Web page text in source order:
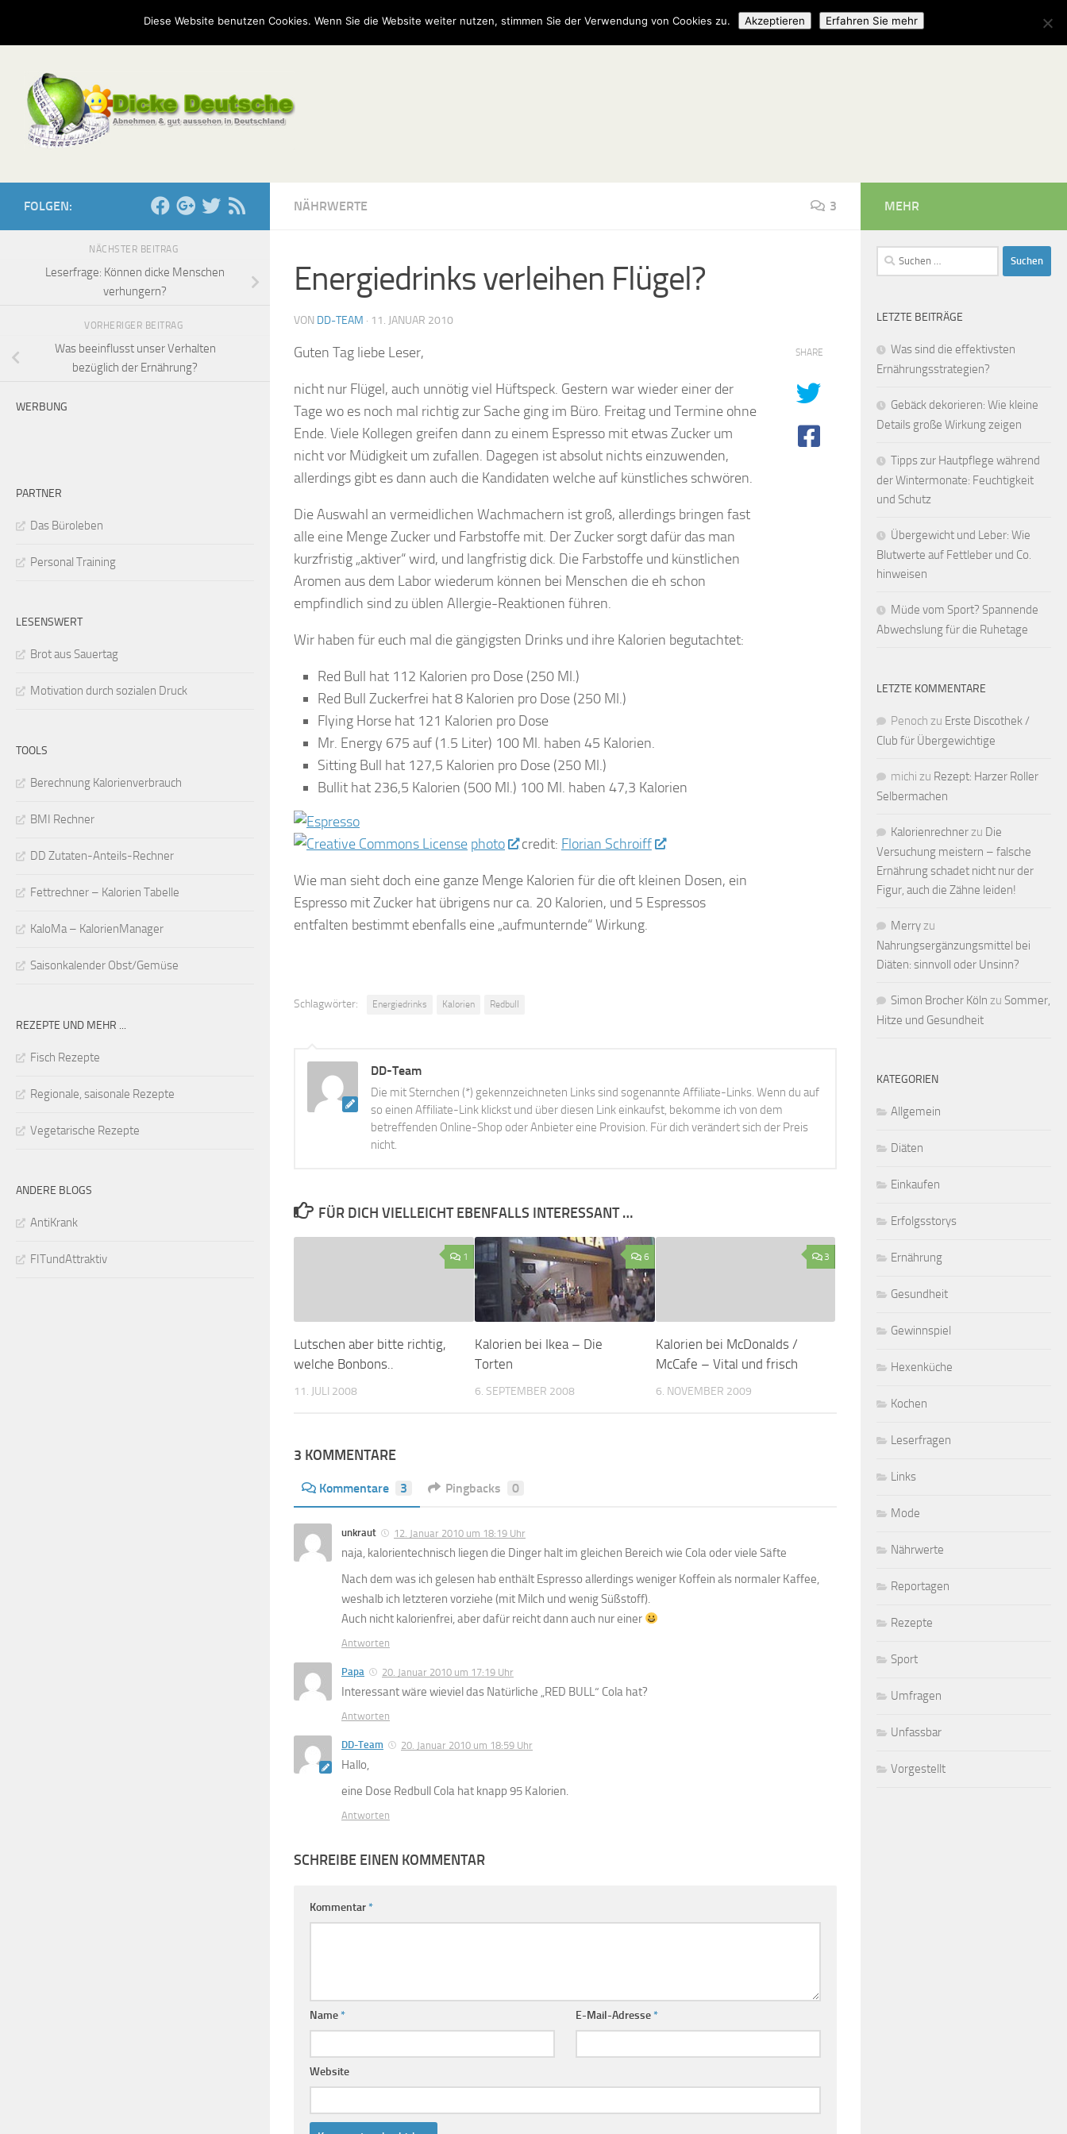
Kontakt Serien Umfragen
NÄHRWERTE 3
Energiedrinks verleihen Flügel?
VON DD-TEAM · 11. JANUAR 2010
Guten Tag liebe Leser,
nicht nur Flügel, auch unnötig viel Hüftspeck. Gestern war wieder einer der
Tage wo es noch mal richtig zur Sache ging im Büro. Freitag und Termine ohne
Ende. Viele Kollegen greifen dann zu einem Espresso mit etwas Zucker um
nicht vor Müdigkeit um zufallen. Dagegen ist absolut nichts einzuwenden,
allerdings gibt es dann auch die Kandidaten welche auf künstliches schwören.
Die Auswahl an vermeidlichen Wachmachern ist groß, allerdings bringen fast
alle eine Menge Zucker und Farbstoffe mit. Der Zucker sorgt dafür das man
kurzfristig „aktiver“ wird, und langfristig dick. Die Farbstoffe und künstlichen
Aromen aus dem Labor wiederum können bei Menschen die eh schon
empfindlich sind zu üblen Allergie-Reaktionen führen.
Wir haben für euch mal die gängigsten Drinks und ihre Kalorien begutachtet:
Red Bull hat 112 Kalorien pro Dose (250 Ml.)
Red Bull Zuckerfrei hat 8 Kalorien pro Dose (250 Ml.)
Flying Horse hat 121 Kalorien pro Dose
Mr. Energy 675 auf (1.5 Liter) 100 Ml. haben 45 Kalorien.
Sitting Bull hat 127,5 Kalorien pro Dose (250 Ml.)
Bullit hat 236,5 Kalorien (500 Ml.) 100 Ml. haben 47,3 Kalorien
photo credit: Florian Schroiff
Wie man sieht doch eine ganze Menge Kalorien für die oft kleinen Dosen, ein
Espresso mit Zucker hat übrigens nur ca. 20 Kalorien, und 5 Espressos
entfalten bestimmt ebenfalls eine „aufmunternde“ Wirkung.
SHARE
Schlagwörter: Energiedrinks Kalorien Redbull
DD-Team
Die mit Sternchen (*) gekennzeichneten Links sind sogenannte Affiliate-Links. Wenn du auf
so einen Affiliate-Link klickst und über diesen Link einkaufst, bekomme ich von dem
betreffenden Online-Shop oder Anbieter eine Provision. Für dich verändert sich der Preis
nicht.
FÜR DICH VIELLEICHT EBENFALLS INTERESSANT …
1
Lutschen aber bitte richtig,
welche Bonbons..
11. JULI 2008
6
Kalorien bei Ikea – Die
Torten
6. SEPTEMBER 2008
3
Kalorien bei McDonalds /
McCafe – Vital und frisch
6. NOVEMBER 2009
3 KOMMENTARE
Kommentare 3 Pingbacks 0
unkraut 12. Januar 2010 um 18:19 Uhr
naja, kalorientechnisch liegen die Dinger halt im gleichen Bereich wie Cola oder viele Säfte
Nach dem was ich gelesen hab enthält Espresso allerdings weniger Koffein als normaler Kaffee,
weshalb ich letzteren vorziehe (mit Milch und wenig Süßstoff).
Auch nicht kalorienfrei, aber dafür reicht dann auch nur einer
Antworten
Papa 20. Januar 2010 um 17:19 Uhr
Interessant wäre wieviel das Natürliche „RED BULL“ Cola hat?
Antworten
DD-Team 20. Januar 2010 um 18:59 Uhr
Hallo,
eine Dose Redbull Cola hat knapp 95 Kalorien.
Antworten
SCHREIBE EINEN KOMMENTAR
Kommentar*
Name* E-Mail-Adresse*
Website
FOLGEN:
NÄCHSTER BEITRAG
Leserfrage: Können dicke Menschen
verhungern?
VORHERIGER BEITRAG
Was beeinflusst unser Verhalten
bezüglich der Ernährung?
WERBUNG
PARTNER
Das Büroleben
Personal Training
LESENSWERT
Brot aus Sauertag
Motivation durch sozialen Druck
TOOLS
Berechnung Kalorienverbrauch
BMI Rechner
DD Zutaten-Anteils-Rechner
Fettrechner – Kalorien Tabelle
KaloMa – KalorienManager
Saisonkalender Obst/Gemüse
REZEPTE UND MEHR ...
Fisch Rezepte
Regionale, saisonale Rezepte
Vegetarische Rezepte
ANDERE BLOGS
AntiKrank
FITundAttraktiv
MEHR
Suchen
nach:
LETZTE BEITRÄGE
Was sind die effektivsten
Ernährungsstrategien?
Gebäck dekorieren: Wie kleine
Details große Wirkung zeigen
Tipps zur Hautpflege während
der Wintermonate: Feuchtigkeit
und Schutz
Übergewicht und Leber: Wie
Blutwerte auf Fettleber und Co.
hinweisen
Müde vom Sport? Spannende
Abwechslung für die Ruhetage
LETZTE KOMMENTARE
Penoch zu Erste Discothek /
Club für Übergewichtige
michi zu Rezept: Harzer Roller
Selbermachen
Kalorienrechnerzu Die
Versuchung meistern – falsche
Ernährung schadet nicht nur der
Figur, auch die Zähne leiden!
Merryzu
Nahrungsergänzungsmittel bei
Diäten: sinnvoll oder Unsinn?
Simon Brocher Köln zu Sommer,
Hitze und Gesundheit
KATEGORIEN
Allgemein
Diäten
Einkaufen
Erfolgsstorys
Ernährung
Gesundheit
Gewinnspiel
Hexenküche
Kochen
Leserfragen
Links
Mode
Nährwerte
Reportagen
Rezepte
Sport
Umfragen
Unfassbar
Vorgestellt
Diese Website benutzen Cookies. Wenn Sie die Website weiter nutzen, stimmen Sie der Verwendung von Cookies zu. Akzeptieren Erfahren Sie mehr